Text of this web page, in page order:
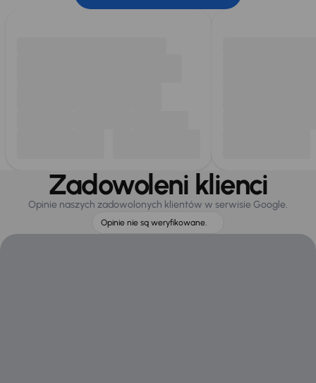
Zadowoleni klienci
Opinie naszych zadowolonych klientów w serwisie Google.
Opinie nie są weryfikowane.